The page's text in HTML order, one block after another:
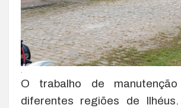
.
O trabalho de
diferentes regiões de